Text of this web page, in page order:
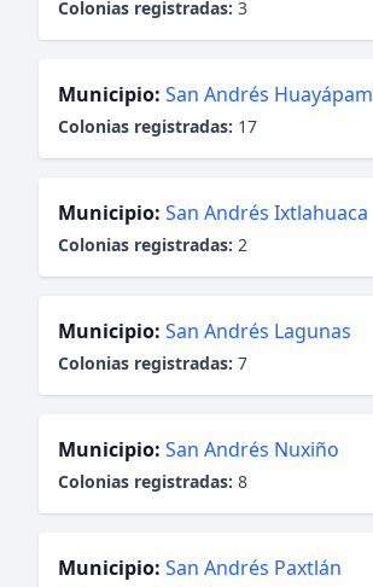
Colonias registradas: 3
Municipio: San Andrés Huayápam
Colonias registradas: 17
Municipio: San Andrés Ixtlahuaca
Colonias registradas: 2
Municipio: San Andrés Lagunas
Colonias registradas: 7
Municipio: San Andrés Nuxiño
Colonias registradas: 8
Municipio: San Andrés Paxtlán